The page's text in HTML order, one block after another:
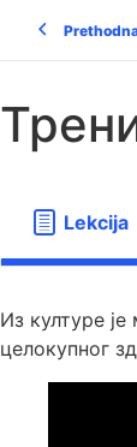
Lekcija
Из културе
целокупног